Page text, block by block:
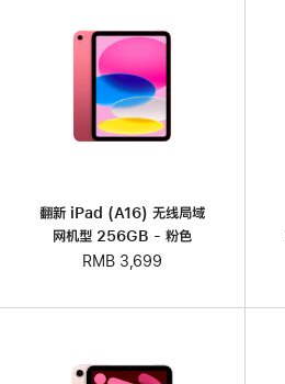
翻新 iPad (A16) 无线局域
网机型 256GB - 粉色
RMB 3,699